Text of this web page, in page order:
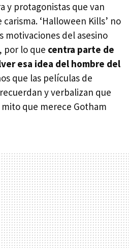
y protagonistas que van
‘Halloween Kills’ no
motivaciones del asesino
por lo que centra parte de
esa idea del hombre del
que las películas de
y verbalizan que
que merece Gotham